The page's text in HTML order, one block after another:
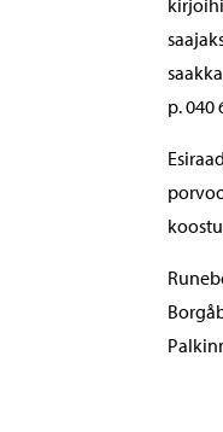
p. 040